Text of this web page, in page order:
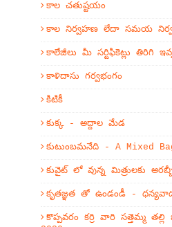
కాల చతుష్టయం
కాల నిర్వహణ లేదా సమయ
కాలేజీలు మీ సర్టిఫికెట్లు తిరిగి
కాళిదాసు గర్వభంగం
కిటికీ
కుక్క - అద్దాల మేడ
కుటుంబమనేది - A Mixed
కువైట్ లో వున్న మిత్రులకు
కృతజ్ఞత తో ఉండండీ -
కొప్పవరం కర్రి వారి సత్తెమ్మ